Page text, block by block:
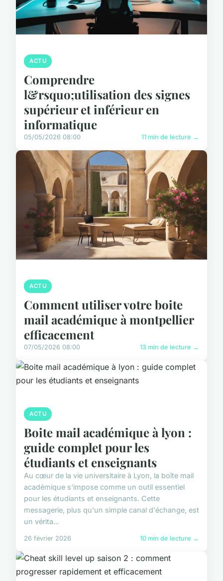
ACTU
Comprendre
l&rsquo;utilisation des signes
supérieur et inférieur en
informatique
05/05/2026 08:00 11 min de lecture →
ACTU
Comment utiliser votre boite
mail académique à montpellier
efficacement
07/05/2026 08:00 13 min de lecture →
ACTU
Boite mail académique à lyon :
guide complet pour les
étudiants et enseignants
Au cœur de la vie universitaire à Lyon, la boîte mail
académique s'impose comme un outil essentiel
pour les étudiants et enseignants. Cette
messagerie, plus qu'un simple canal d'échange, est
un vérita...
26 février 2026 10 min de lecture →